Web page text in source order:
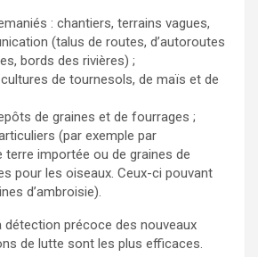
: chantiers, terrains vagues,
(talus de routes, d’autoroutes
bords des rivières) ;
de tournesols, de maïs et de
de graines et de fourrages ;
(par exemple par
terre importée ou de graines de
pour les oiseaux. Ceux-ci pouvant
d’ambroisie).
détection précoce des nouveaux
de lutte sont les plus efficaces.